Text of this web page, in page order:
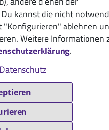
kannst die nicht
"Konfigurieren" ablehnen
Weitere Informationen
.
Datenschutz
Halbmarathon-Set